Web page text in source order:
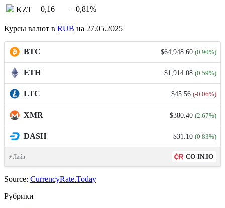
KZT
0,16 –0,81%
Курсы валют в RUB на 27.05.2025
BTC $64,948.60 (0.90%)
ETH $1,914.08 (0.59%)
LTC $45.56 (-0.06%)
XMR $380.40 (2.67%)
DASH $31.10 (0.83%)
⚡Лайв CO-IN.IO
Source: CurrencyRate.Today
Рубрики